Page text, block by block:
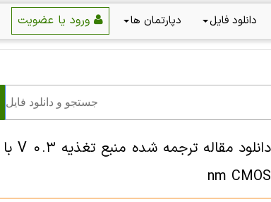
دانلود فایل دپارتمان ها
nm CMOS